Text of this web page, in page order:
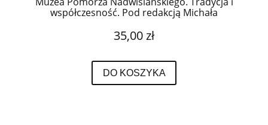
współczesność. Pod redakcją Michała
35,00 zł
DO KOSZYKA